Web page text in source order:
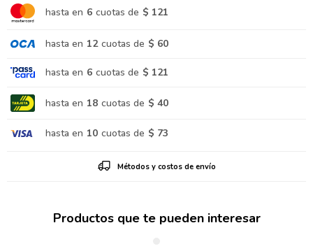
hasta en 6 cuotas de $ 121
hasta en 12 cuotas de $ 60
hasta en 6 cuotas de $ 121
hasta en 18 cuotas de $ 40
hasta en 10 cuotas de $ 73
Métodos y costos de envío
Productos que te pueden interesar